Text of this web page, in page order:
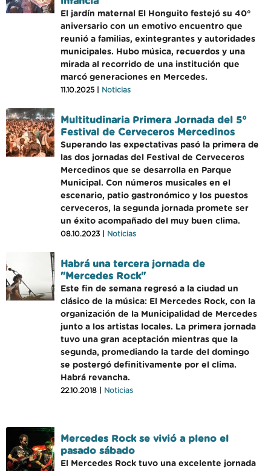
El jardín maternal El Honguito festejó su 40°
aniversario con un emotivo encuentro que
reunió a familias, exintegrantes y autoridades
municipales. Hubo música, recuerdos y una
mirada al recorrido de una institución que
marcó generaciones en Mercedes.
11.10.2025 | Noticias
Multitudinaria Primera Jornada del 5°
Festival de Cerveceros Mercedinos
Superando las expectativas pasó la primera de
las dos jornadas del Festival de Cerveceros
Mercedinos que se desarrolla en Parque
Municipal. Con números musicales en el
escenario, patio gastronómico y los puestos
cerveceros, la segunda jornada promete ser
un éxito acompañado del muy buen clima.
08.10.2023 | Noticias
Habrá una tercera jornada de
"Mercedes Rock"
Este fin de semana regresó a la ciudad un
clásico de la música: El Mercedes Rock, con la
organización de la Municipalidad de Mercedes
junto a los artistas locales. La primera jornada
tuvo una gran aceptación mientras que la
segunda, promediando la tarde del domingo
se postergó definitivamente por el clima.
Habrá revancha.
22.10.2018 | Noticias
Mercedes Rock se vivió a pleno el
pasado sábado
El Mercedes Rock tuvo una excelente jornada